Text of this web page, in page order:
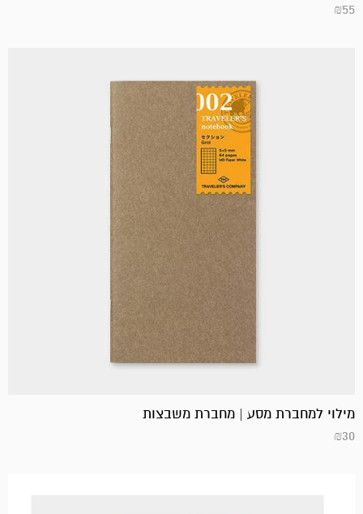
₪55
מילוי למחברת מסע | מחברת משבצות
₪30